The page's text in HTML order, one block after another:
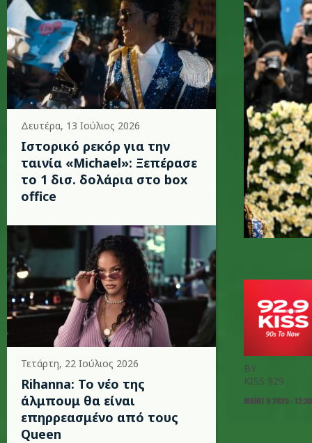
Δευτέρα, 13 Ιούλιος 2026
Ιστορικό ρεκόρ για την
ταινία «Michael»: Ξεπέρασε
το 1 δισ. δολάρια στο box
office
Τετάρτη, 22 Ιούλιος 2026
Rihanna: Το νέο της
άλμπουμ θα είναι
επηρρεασμένο από τους
Queen
BY
KISS 929
ΜΆΙΟΣ 9 2025 - 12:30